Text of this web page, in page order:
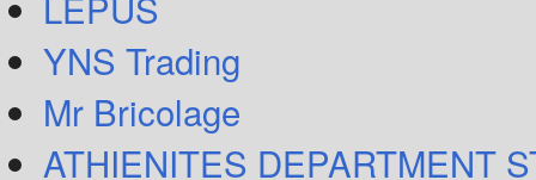
YNS Trading
Mr Bricolage
ATHIENITES DEPARTMENT